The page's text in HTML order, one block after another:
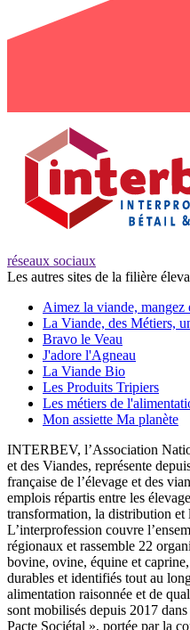
réseaux sociaux
Les autres sites de la filière
Aimez la viande, mangez
La Viande, des Métiers,
Bravo le Veau
J'adore l'Agneau
La Viande Bio
Les Produits Tripiers
Les métiers de
Mon assiette Ma planète
INTERBEV, l’Association
et des Viandes, représente
française de l’élevage et des
emplois répartis entre les
transformation, la distribution et
L’interprofession couvre
régionaux et rassemble 22
bovine, ovine, équine et
durables et identifiés tout au
alimentation raisonnée et de
sont mobilisés depuis 2017
Pacte Sociétal », portée par la